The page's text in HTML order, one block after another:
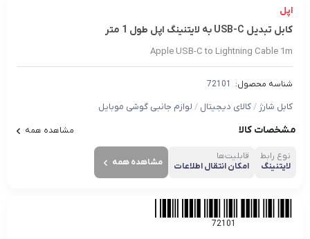
اپل
کابل تبدیل USB-C به لایتنینگ اپل طول 1 متر
Apple USB-C to Lightning Cable 1m
شناسه محصول: 72101
کابل شارژ /کالای دیجیتال / لوازم جانبی گوشی موبایل
مشخصات کالا مشاهده همه
نوع رابط
لایتنینگ
قابلیت‌ها
امکان انتقال اطلاعات
مشاهده همه
72101